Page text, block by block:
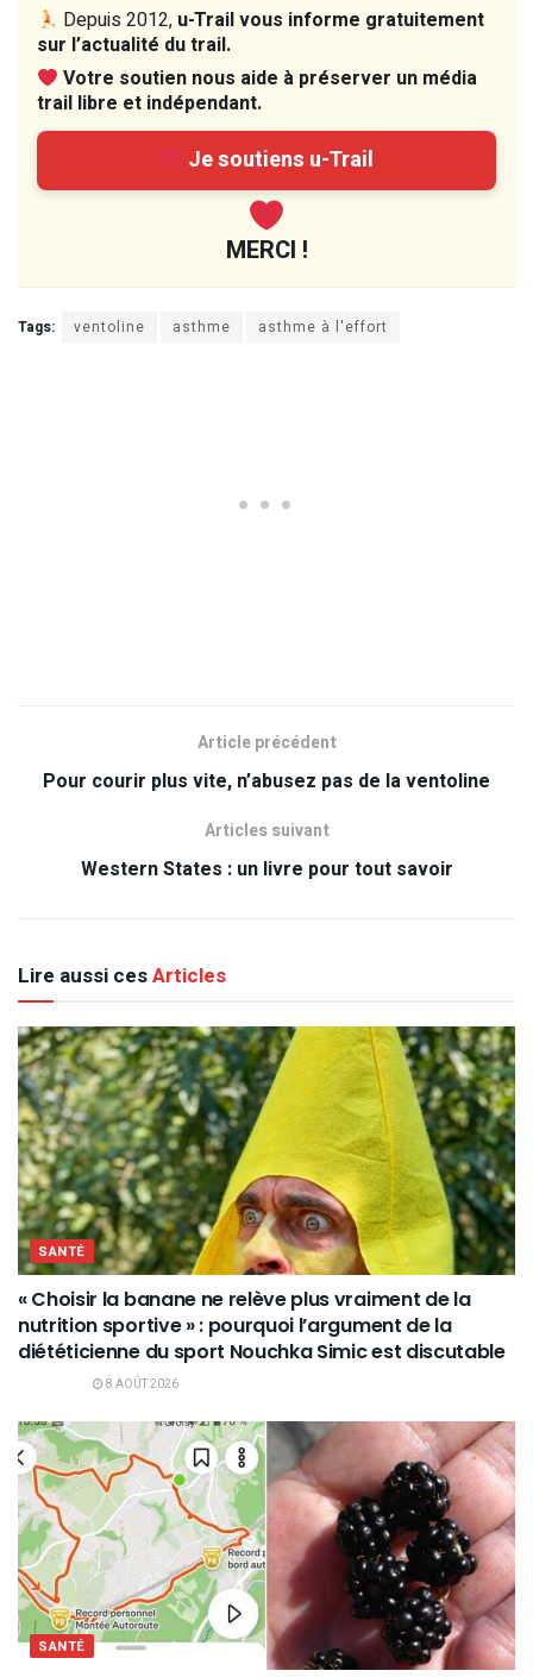
Depuis 2012, u-Trail vous informe gratuitement
sur l’actualité du trail.
Votre soutien nous aide à préserver un média
trail libre et indépendant.
Je soutiens u-Trail
MERCI !
Tags: ventoline asthme asthme à l'effort
Article précédent
Pour courir plus vite, n’abusez pas de la ventoline
Articles suivant
Western States : un livre pour tout savoir
Lire aussi cesArticles
SANTÉ
« Choisir la banane ne relève plus vraiment de la
nutrition sportive » : pourquoi l’argument de la
diététicienne du sport Nouchka Simic est discutable
8 AOÛT 2026
SANTÉ